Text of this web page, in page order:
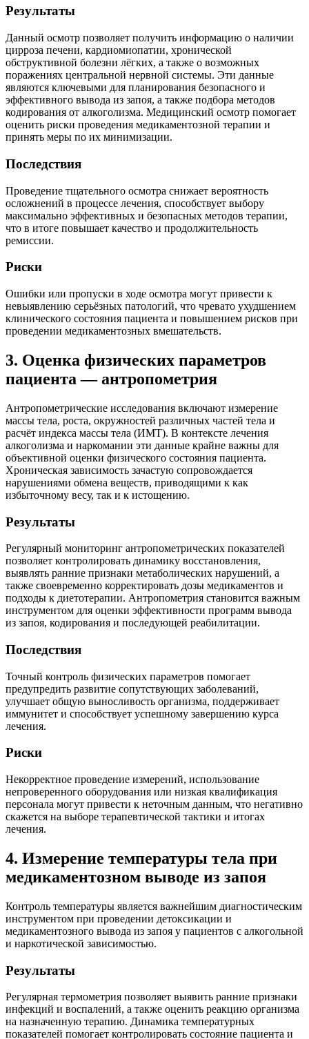
Результаты
Данный осмотр позволяет получить информацию о наличии
цирроза печени, кардиомиопатии, хронической
обструктивной болезни лёгких, а также о возможных
поражениях центральной нервной системы. Эти данные
являются ключевыми для планирования безопасного и
эффективного вывода из запоя, а также подбора методов
кодирования от алкоголизма. Медицинский осмотр помогает
оценить риски проведения медикаментозной терапии и
принять меры по их минимизации.
Последствия
Проведение тщательного осмотра снижает вероятность
осложнений в процессе лечения, способствует выбору
максимально эффективных и безопасных методов терапии,
что в итоге повышает качество и продолжительность
ремиссии.
Риски
Ошибки или пропуски в ходе осмотра могут привести к
невыявлению серьёзных патологий, что чревато ухудшением
клинического состояния пациента и повышением рисков при
проведении медикаментозных вмешательств.
3. Оценка физических параметров
пациента — антропометрия
Антропометрические исследования включают измерение
массы тела, роста, окружностей различных частей тела и
расчёт индекса массы тела (ИМТ). В контексте лечения
алкоголизма и наркомании эти данные крайне важны для
объективной оценки физического состояния пациента.
Хроническая зависимость зачастую сопровождается
нарушениями обмена веществ, приводящими к как
избыточному весу, так и к истощению.
Результаты
Регулярный мониторинг антропометрических показателей
позволяет контролировать динамику восстановления,
выявлять ранние признаки метаболических нарушений, а
также своевременно корректировать дозы медикаментов и
подходы к диетотерапии. Антропометрия становится важным
инструментом для оценки эффективности программ вывода
из запоя, кодирования и последующей реабилитации.
Последствия
Точный контроль физических параметров помогает
предупредить развитие сопутствующих заболеваний,
улучшает общую выносливость организма, поддерживает
иммунитет и способствует успешному завершению курса
лечения.
Риски
Некорректное проведение измерений, использование
непроверенного оборудования или низкая квалификация
персонала могут привести к неточным данным, что негативно
скажется на выборе терапевтической тактики и итогах
лечения.
4. Измерение температуры тела при
медикаментозном выводе из запоя
Контроль температуры является важнейшим диагностическим
инструментом при проведении детоксикации и
медикаментозного вывода из запоя у пациентов с алкогольной
и наркотической зависимостью.
Результаты
Регулярная термометрия позволяет выявить ранние признаки
инфекций и воспалений, а также оценить реакцию организма
на назначенную терапию. Динамика температурных
показателей помогает контролировать состояние пациента и